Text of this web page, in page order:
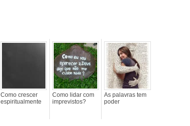
Como crescer
espiritualmente
Como lidar com
imprevistos?
As palavras tem
poder